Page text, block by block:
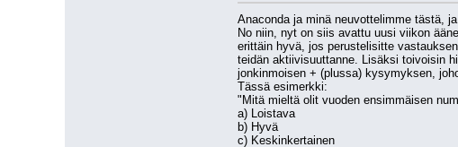
Anaconda ja minä neuvottelimme tästä,
No niin, nyt on siis avattu uusi viikon
erittäin hyvä, jos perustelisitte
teidän aktiivisuuttanne. Lisäksi toivoisin
jonkinmoisen + (plussa) kysymyksen,
Tässä esimerkki:
"Mitä mieltä olit vuoden ensimmäisen
a) Loistava
b) Hyvä
c) Keskinkertainen